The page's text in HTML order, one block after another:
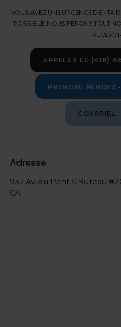
VOUS AVEZ UNE URGENCE
POSSIBLE. NOUS FERONS TOUT
APPELEZ LE (418)
PRENDRE
COURRIEL
Adresse
937 Av. du Pont S Bureau
CA